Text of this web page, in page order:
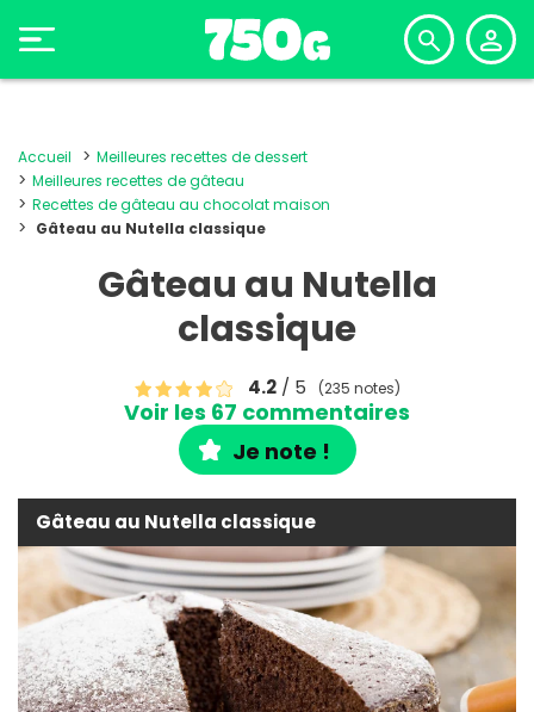
Accueil
Meilleures recettes de dessert
Meilleures recettes de gâteau
Recettes de gâteau au chocolat maison
Gâteau au Nutella classique
Gâteau au Nutella
classique
4.2/ 5 (235 notes)
Voir les 67 commentaires
Je note !
Gâteau au Nutella classique